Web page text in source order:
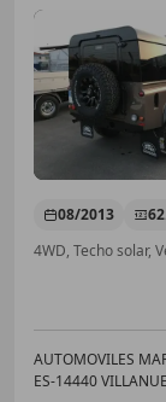
08/2013
4WD, Techo solar,
AUTOMOVILES
ES-14440